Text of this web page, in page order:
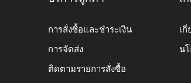
การสั่งซื้อและชำระเงิน
การจัดส่ง
ติดตามรายการสั่งซื้อ
เ
น